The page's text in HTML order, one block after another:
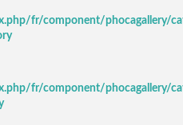
fr/component/phocagallery/
fr/component/phocagallery/